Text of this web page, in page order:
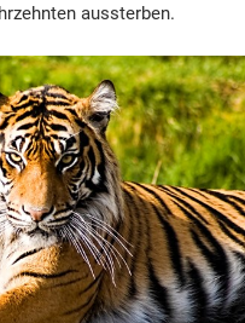
aussterben.